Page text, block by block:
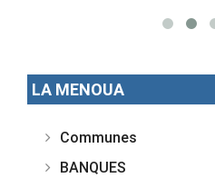
LA MENOUA
Communes
BANQUES